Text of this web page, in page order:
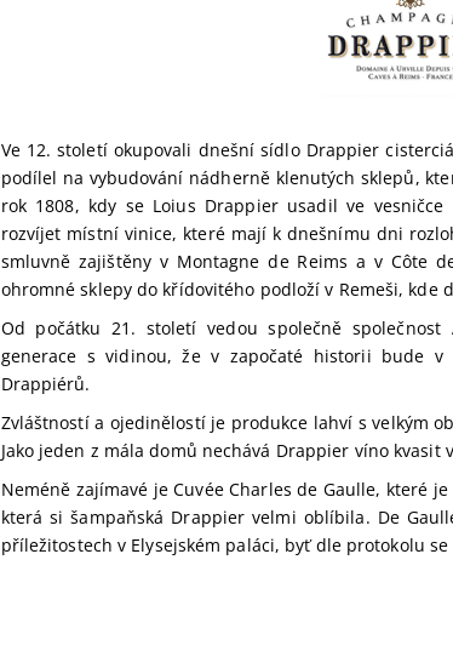
Ve 12. století okupovali dnešní sídlo Drappier
podílel na vybudování nádherně klenutých sklepů,
rok 1808, kdy se Loius Drappier usadil ve
rozvíjet místní vinice, které mají k dnešnímu dni
smluvně zajištěny v Montagne de Reims a v Côte
ohromné sklepy do křídovitého podloží v Remeši, kde
Od počátku 21. století vedou společně
generace s vidinou, že v započaté historii bude
Drappiérů.
Zvláštností a ojedinělostí je produkce lahví s velkým
Jako jeden z mála domů nechává Drappier víno kvasit
Neméně zajímavé je Cuvée Charles de Gaulle, které
která si šampaňská Drappier velmi oblíbila. De
příležitostech v Elysejském paláci, byť dle protokolu